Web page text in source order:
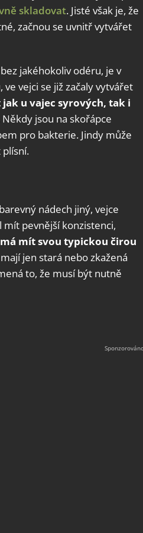
skladovat. Jisté však je, že
začnou se uvnitř vytvářet
jakéhokoliv odéru, je v
vejci se již začaly vytvářet
u vajec syrových, tak i
jsou na skořápce
pro bakterie. Jindy může
nádech jiný, vejce
pevnější konzistenci,
mít svou typickou čirou
jen stará nebo zkažená
to, že musí být nutně